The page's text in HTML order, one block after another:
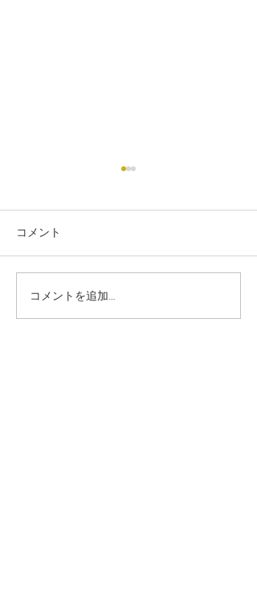
臨時休業のお知らせ
コメント
コメントを追加…